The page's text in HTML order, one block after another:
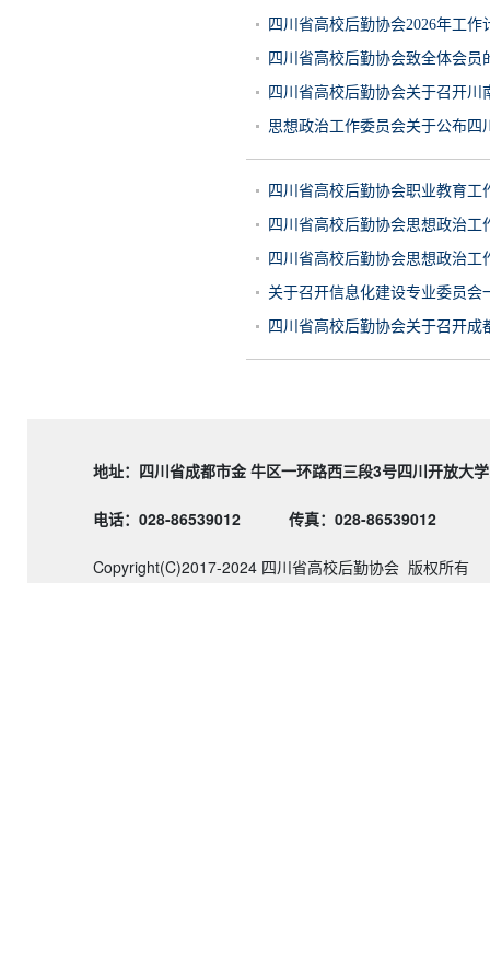
四川省高校后勤协会2026年工作
四川省高校后勤协会致全体会员
四川省高校后勤协会关于召开川
思想政治工作委员会关于公布四
四川省高校后勤协会职业教育
四川省高校后勤协会思想政治
四川省高校后勤协会思想政治
关于召开信息化建设专业委员会
四川省高校后勤协会关于召开成
地址：四川省成都市金 牛区一环路西三段3号四
电话：028-86539012 传真：028-86539012
Copyright(C)2017-2024 四川省高校后勤协会 版权所